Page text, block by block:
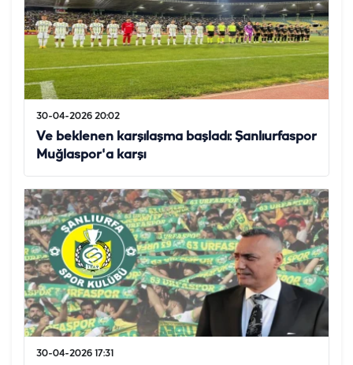
30-04-2026 20:02
Ve beklenen karşılaşma başladı: Şanlıurfaspor
Muğlaspor'a karşı
30-04-2026 17:31